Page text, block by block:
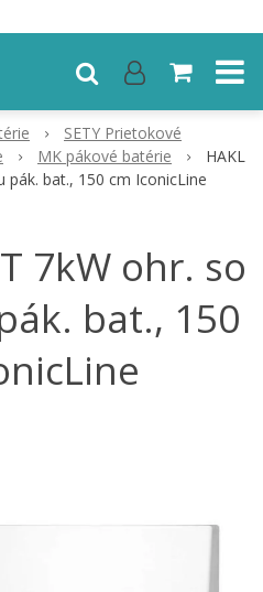
SETY Prietokové
MK pákové batérie
HAKL
pák. bat., 150 cm IconicLine
7kW ohr. so
bat., 150